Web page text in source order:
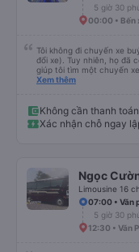
5 giờ 30
00:00 • Bến
Tôi không đi chuyến xe
đổi xe). Tuy nhiên, họ đã
giúp tôi tìm một chuyến
và chỉ cho tôi tuyến xe.
Xem thêm
Không cần thanh
Xác nhận chỗ ngay
Ngọc
Limousine 16
07:00 • Văn
5 giờ 30
12:30 • Văn